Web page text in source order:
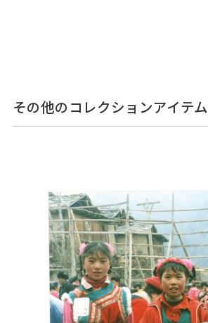
その他のコレクションアイテム